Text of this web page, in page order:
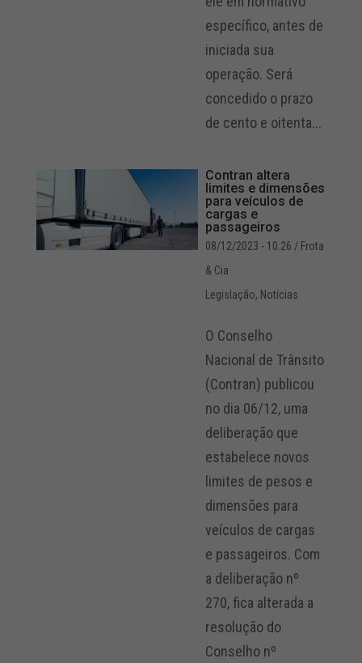
específico, antes de
iniciada sua
operação. Será
concedido o prazo
de cento e oitenta...
Contran altera
limites e dimensões
para veículos de
cargas e
passageiros
08/12/2023 - 10:26 / Frota
& Cia
Legislação, Notícias
O Conselho
Nacional de Trânsito
(Contran) publicou
no dia 06/12, uma
deliberação que
estabelece novos
limites de pesos e
dimensões para
veículos de cargas
e passageiros. Com
a deliberação nº
270, fica alterada a
resolução do
Conselho nº